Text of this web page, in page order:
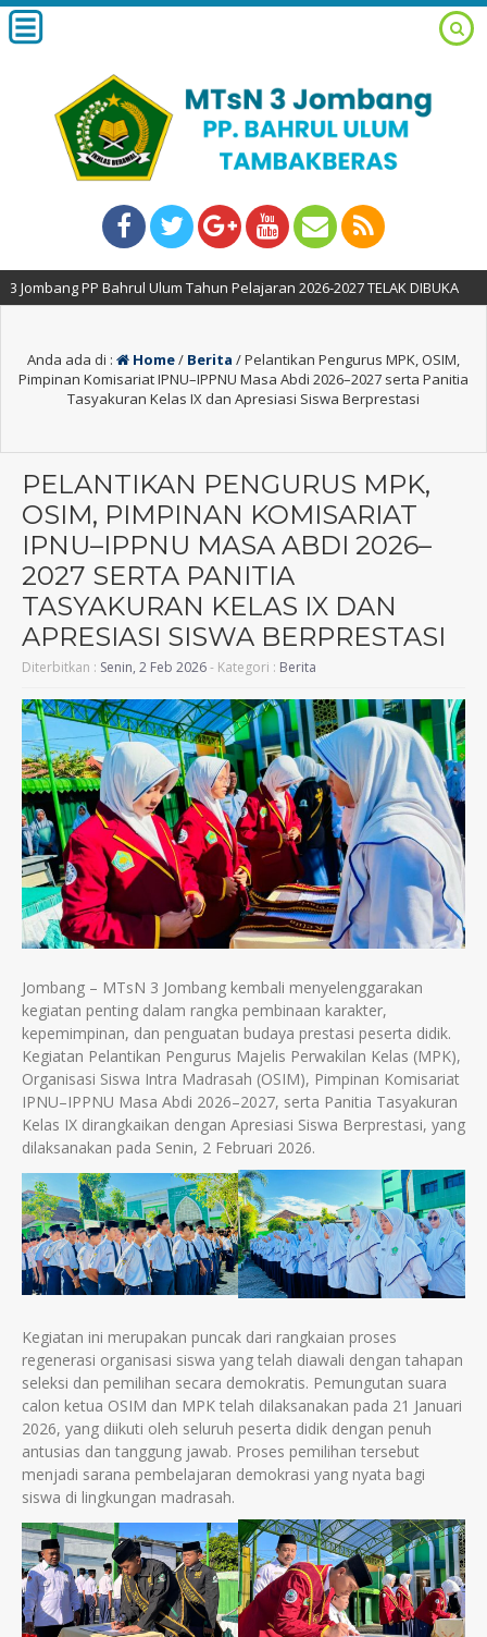
Ulum Tahun Pelajaran 2026-2027 TELAK DIBUKA
Anda ada di : Home/ Berita /Pelantikan Pengurus MPK, OSIM,
Pimpinan Komisariat IPNU–IPPNU Masa Abdi 2026–2027 serta Panitia
Tasyakuran Kelas IX dan Apresiasi Siswa Berprestasi
PELANTIKAN PENGURUS MPK,
OSIM, PIMPINAN KOMISARIAT
IPNU–IPPNU MASA ABDI 2026–
2027 SERTA PANITIA
TASYAKURAN KELAS IX DAN
APRESIASI SISWA BERPRESTASI
Diterbitkan : Senin, 2 Feb 2026- Kategori : Berita
Jombang – MTsN 3 Jombang kembali menyelenggarakan
kegiatan penting dalam rangka pembinaan karakter,
kepemimpinan, dan penguatan budaya prestasi peserta didik.
Kegiatan Pelantikan Pengurus Majelis Perwakilan Kelas (MPK),
Organisasi Siswa Intra Madrasah (OSIM), Pimpinan Komisariat
IPNU–IPPNU Masa Abdi 2026–2027, serta Panitia Tasyakuran
Kelas IX dirangkaikan dengan Apresiasi Siswa Berprestasi, yang
dilaksanakan pada Senin, 2 Februari 2026.
Kegiatan ini merupakan puncak dari rangkaian proses
regenerasi organisasi siswa yang telah diawali dengan tahapan
seleksi dan pemilihan secara demokratis. Pemungutan suara
calon ketua OSIM dan MPK telah dilaksanakan pada 21 Januari
2026, yang diikuti oleh seluruh peserta didik dengan penuh
antusias dan tanggung jawab. Proses pemilihan tersebut
menjadi sarana pembelajaran demokrasi yang nyata bagi
siswa di lingkungan madrasah.